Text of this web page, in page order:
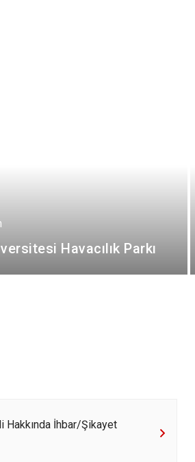
Havacılık Parkı
Hakkında İhbar/Şikayet